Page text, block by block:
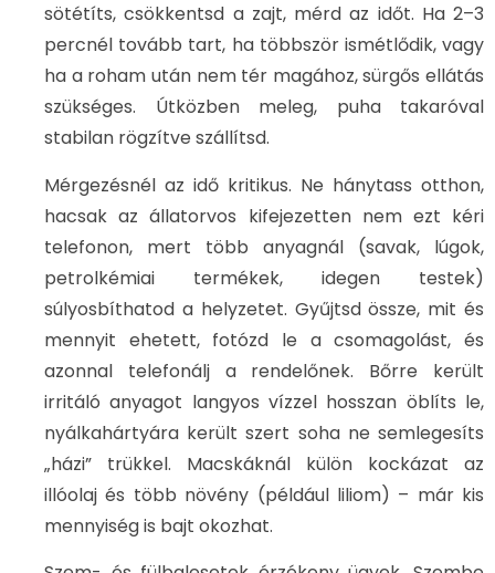
sötétíts, csökkentsd a zajt, mérd az időt. Ha 2–3
percnél tovább tart, ha többször ismétlődik, vagy
ha a roham után nem tér magához, sürgős ellátás
szükséges. Útközben meleg, puha takaróval
stabilan rögzítve szállítsd.
Mérgezésnél az idő kritikus. Ne hánytass otthon,
hacsak az állatorvos kifejezetten nem ezt kéri
telefonon, mert több anyagnál (savak, lúgok,
petrolkémiai termékek, idegen testek)
súlyosbíthatod a helyzetet. Gyűjtsd össze, mit és
mennyit ehetett, fotózd le a csomagolást, és
azonnal telefonálj a rendelőnek. Bőrre került
irritáló anyagot langyos vízzel hosszan öblíts le,
nyálkahártyára került szert soha ne semlegesíts
„házi” trükkel. Macskáknál külön kockázat az
illóolaj és több növény (például liliom) – már kis
mennyiség is bajt okozhat.